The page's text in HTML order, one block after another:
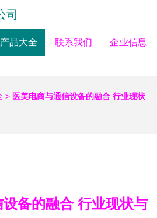
司
产品大全 联系我们 企业信息
> 医美电商与通信设备的融合 行业现状
备的融合 行业现状与